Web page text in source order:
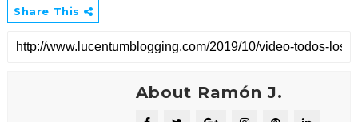
Share This
About Ramón J.